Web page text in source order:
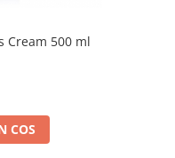
Cream 500 ml
COS